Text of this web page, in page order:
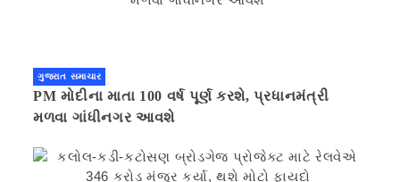
ગુજરાત સમાચાર
PM મોદીના માતા 100 વર્ષ પૂર્ણ કરશે, પ્રધાનમંત્રી
મળવા ગાંધીનગર આવશે